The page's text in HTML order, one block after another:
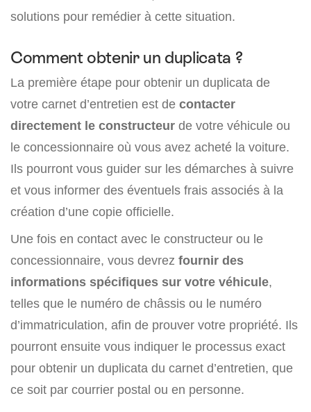
solutions pour remédier à cette situation.
Comment obtenir un duplicata ?
La première étape pour obtenir un duplicata de
votre carnet d’entretien est de contacter
directement le constructeur de votre véhicule ou
le concessionnaire où vous avez acheté la voiture.
Ils pourront vous guider sur les démarches à suivre
et vous informer des éventuels frais associés à la
création d’une copie officielle.
Une fois en contact avec le constructeur ou le
concessionnaire, vous devrez fournir des
informations spécifiques sur votre véhicule,
telles que le numéro de châssis ou le numéro
d’immatriculation, afin de prouver votre propriété. Ils
pourront ensuite vous indiquer le processus exact
pour obtenir un duplicata du carnet d’entretien, que
ce soit par courrier postal ou en personne.